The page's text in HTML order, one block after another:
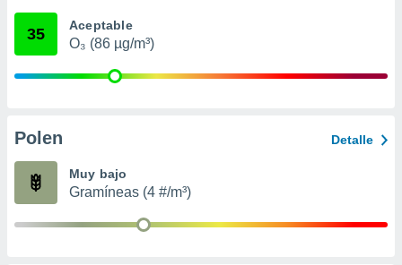
mediante
publicidad
de
35 Aceptable
O₃ (86 µg/m³)
Polen Detalle
Muy bajo
Gramíneas (4 #/m³)